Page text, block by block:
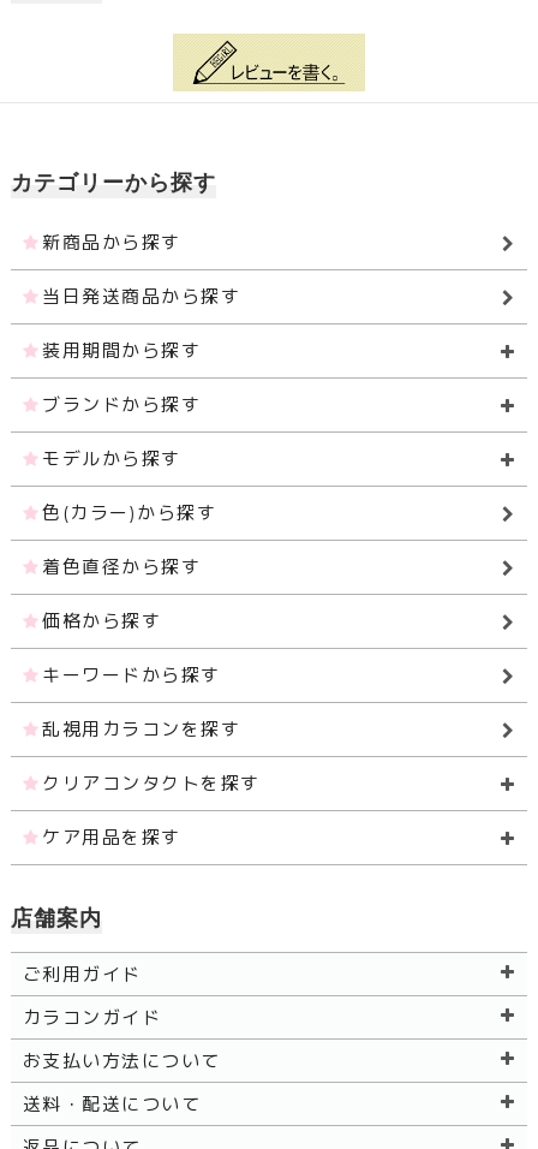
カテゴリーから探す
新商品から探す
当日発送商品から探す
装用期間から探す
ブランドから探す
モデルから探す
色(カラー)から探す
着色直径から探す
価格から探す
キーワードから探す
乱視用カラコンを探す
クリアコンタクトを探す
ケア用品を探す
店舗案内
ご利用ガイド
カラコンガイド
お支払い方法について
送料・配送について